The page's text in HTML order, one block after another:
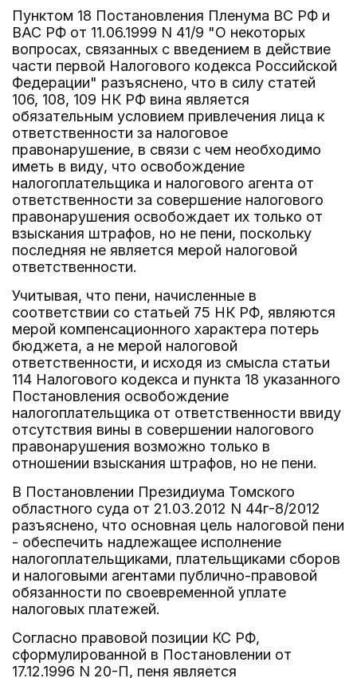
Пунктом 18 Постановления Пленума ВС РФ и
ВАС РФ от 11.06.1999 N 41/9 "О некоторых
вопросах, связанных с введением в действие
части первой Налогового кодекса Российской
Федерации" разъяснено, что в силу статей
106, 108, 109 НК РФ вина является
обязательным условием привлечения лица к
ответственности за налоговое
правонарушение, в связи с чем необходимо
иметь в виду, что освобождение
налогоплательщика и налогового агента от
ответственности за совершение налогового
правонарушения освобождает их только от
взыскания штрафов, но не пени, поскольку
последняя не является мерой налоговой
ответственности.
Учитывая, что пени, начисленные в
соответствии со статьей 75 НК РФ, являются
мерой компенсационного характера потерь
бюджета, а не мерой налоговой
ответственности, и исходя из смысла статьи
114 Налогового кодекса и пункта 18 указанного
Постановления освобождение
налогоплательщика от ответственности ввиду
отсутствия вины в совершении налогового
правонарушения возможно только в
отношении взыскания штрафов, но не пени.
В Постановлении Президиума Томского
областного суда от 21.03.2012 N 44г-8/2012
разъяснено, что основная цель налоговой пени
- обеспечить надлежащее исполнение
налогоплательщиками, плательщиками сборов
и налоговыми агентами публично-правовой
обязанности по своевременной уплате
налоговых платежей.
Согласно правовой позиции КС РФ,
сформулированной в Постановлении от
17.12.1996 N 20-П, пеня является